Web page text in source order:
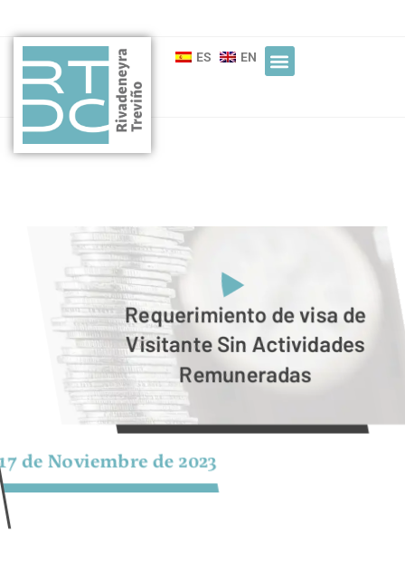
ES EN
Requerimiento de visa de
Visitante Sin Actividades
Remuneradas
de Noviembre de 2023